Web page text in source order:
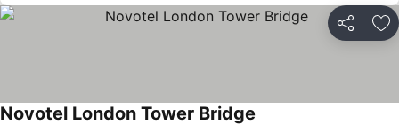
Partilhar
Novotel London Tower Bridge